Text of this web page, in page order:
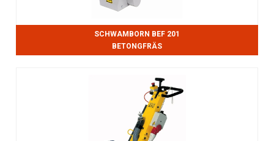
SCHWAMBORN BEF 201
BETONGFRÄS